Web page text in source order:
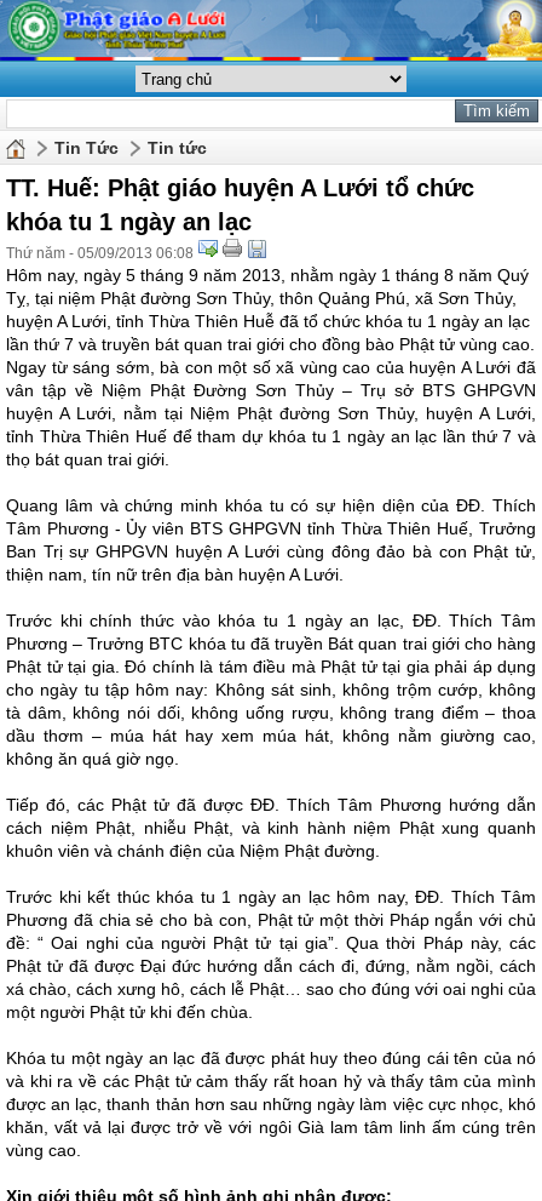
Tin Tức Tin tức
TT. Huế: Phật giáo huyện A Lưới tổ chức
khóa tu 1 ngày an lạc
Thứ năm - 05/09/2013 06:08
Hôm nay, ngày 5 tháng 9 năm 2013, nhằm ngày 1 tháng 8 năm Quý
Tỵ, tại niệm Phật đường Sơn Thủy, thôn Quảng Phú, xã Sơn Thủy,
huyện A Lưới, tỉnh Thừa Thiên Huễ đã tổ chức khóa tu 1 ngày an lạc
lần thứ 7 và truyền bát quan trai giới cho đồng bào Phật tử vùng cao.
Ngay từ sáng sớm, bà con một số xã vùng cao của huyện A Lưới đã
vân tập về Niệm Phật Đường Sơn Thủy – Trụ sở BTS GHPGVN
huyện A Lưới, nằm tại Niệm Phật đường Sơn Thủy, huyện A Lưới,
tỉnh Thừa Thiên Huế để tham dự khóa tu 1 ngày an lạc lần thứ 7 và
thọ bát quan trai giới.
Quang lâm và chứng minh khóa tu có sự hiện diện của ĐĐ. Thích
Tâm Phương - Ủy viên BTS GHPGVN tỉnh Thừa Thiên Huế, Trưởng
Ban Trị sự GHPGVN huyện A Lưới cùng đông đảo bà con Phật tử,
thiện nam, tín nữ trên địa bàn huyện A Lưới.
Trước khi chính thức vào khóa tu 1 ngày an lạc, ĐĐ. Thích Tâm
Phương – Trưởng BTC khóa tu đã truyền Bát quan trai giới cho hàng
Phật tử tại gia. Đó chính là tám điều mà Phật tử tại gia phải áp dụng
cho ngày tu tập hôm nay: Không sát sinh, không trộm cướp, không
tà dâm, không nói dối, không uống rượu, không trang điểm – thoa
dầu thơm – múa hát hay xem múa hát, không nằm giường cao,
không ăn quá giờ ngọ.
Tiếp đó, các Phật tử đã được ĐĐ. Thích Tâm Phương hướng dẫn
cách niệm Phật, nhiễu Phật, và kinh hành niệm Phật xung quanh
khuôn viên và chánh điện của Niệm Phật đường.
Trước khi kết thúc khóa tu 1 ngày an lạc hôm nay, ĐĐ. Thích Tâm
Phương đã chia sẻ cho bà con, Phật tử một thời Pháp ngắn với chủ
đề: “ Oai nghi của người Phật tử tại gia”. Qua thời Pháp này, các
Phật tử đã được Đại đức hướng dẫn cách đi, đứng, nằm ngồi, cách
xá chào, cách xưng hô, cách lễ Phật… sao cho đúng với oai nghi của
một người Phật tử khi đến chùa.
Khóa tu một ngày an lạc đã được phát huy theo đúng cái tên của nó
và khi ra về các Phật tử cảm thấy rất hoan hỷ và thấy tâm của mình
được an lạc, thanh thản hơn sau những ngày làm việc cực nhọc, khó
khăn, vất vả lại được trở về với ngôi Già lam tâm linh ấm cúng trên
vùng cao.
Xin giới thiệu một số hình ảnh ghi nhận được: